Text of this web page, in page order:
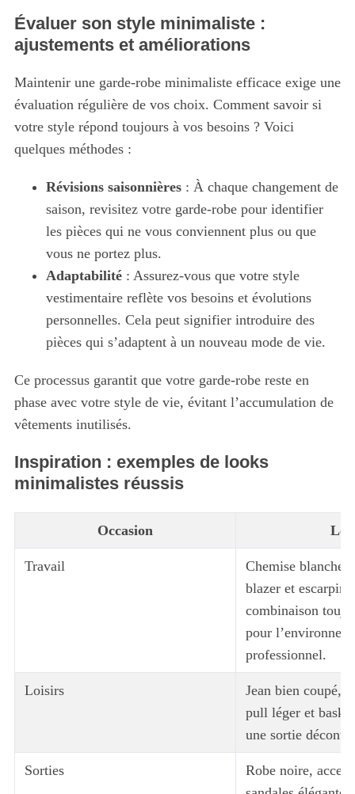
Évaluer son style minimaliste :
ajustements et améliorations
Maintenir une garde-robe minimaliste efficace exige une
évaluation régulière de vos choix. Comment savoir si
votre style répond toujours à vos besoins ? Voici
quelques méthodes :
Révisions saisonnières: À chaque changement de
saison, revisitez votre garde-robe pour identifier
les pièces qui ne vous conviennent plus ou que
vous ne portez plus.
Adaptabilité: Assurez-vous que votre style
vestimentaire reflète vos besoins et évolutions
personnelles. Cela peut signifier introduire des
pièces qui s’adaptent à un nouveau mode de vie.
Ce processus garantit que votre garde-robe reste en
phase avec votre style de vie, évitant l’accumulation de
vêtements inutilisés.
Inspiration : exemples de looks
minimalistes réussis
Occasion
Travail
Chemise blanche,
blazer et
combinaison
pour
professionnel.
Loisirs
Jean bien coupé,
pull léger et
une sortie
Sorties
Robe noire,